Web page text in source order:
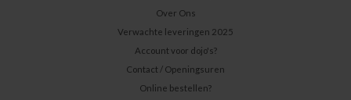
Over Ons
Verwachte leveringen 2025
Account voor dojo's?
Contact / Openingsuren
Online bestellen?